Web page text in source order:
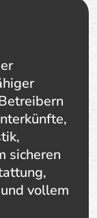
sicheren
vollem